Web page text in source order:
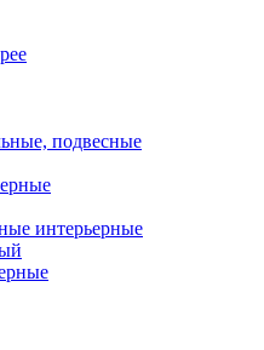
подвесные
интерьерные